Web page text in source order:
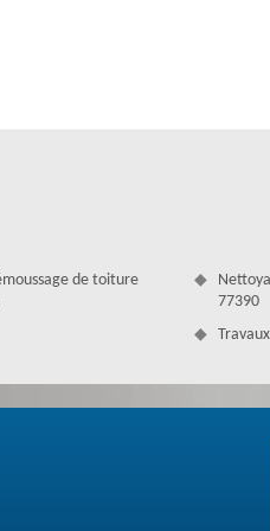
de faire une réalisation de travaux
présente en effet des interventions
de toiture. En effet, lorsqu’il
de toiture
77390